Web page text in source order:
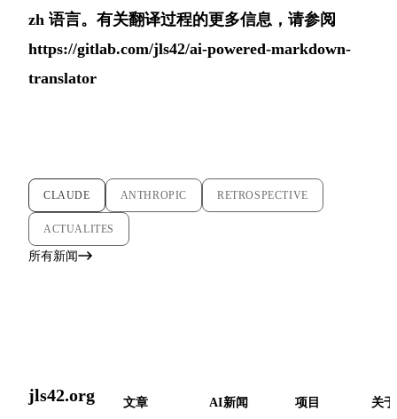
zh 语言。有关翻译过程的更多信息，请参阅
https://gitlab.com/jls42/ai-powered-markdown-
translator
CLAUDE ANTHROPIC RETROSPECTIVE
ACTUALITES
所有新闻
jls42.org 文章 AI新闻 项目 关于